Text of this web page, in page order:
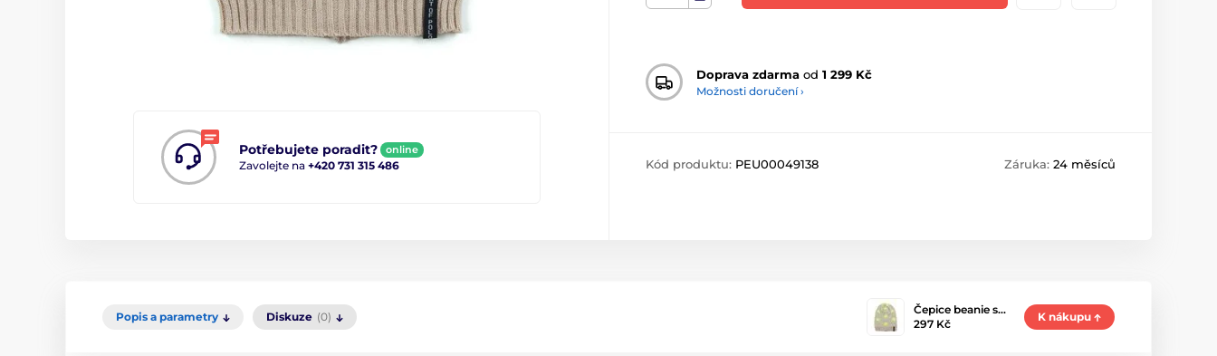
Potřebujete poradit? online
Zavolejte na +420 731 315 486
Doprava zdarma od 1 299 Kč
Možnosti doručení ›
Kód produktu: PEU00049138 Záruka: 24 měsíců
Popis a parametry Diskuze (0)
Čepice beanie s…
297 Kč
K nákupu